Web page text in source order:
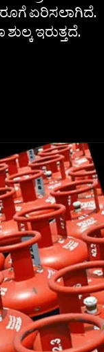
ರೂಗೆ ಏರಿಸಲಾಗಿದೆ.
ಇರುತ್ತದೆ.